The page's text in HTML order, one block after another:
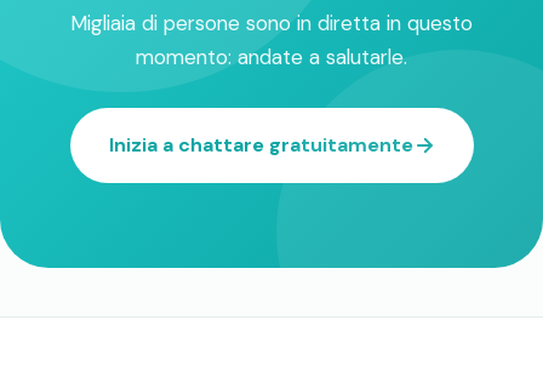
Migliaia di persone sono in diretta in questo
momento: andate a salutarle.
Inizia a chattare gratuitamente